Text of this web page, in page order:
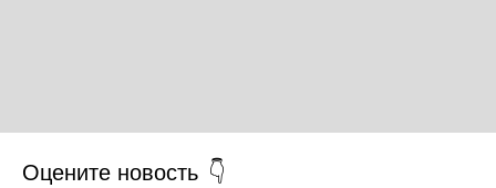
Оцените новость